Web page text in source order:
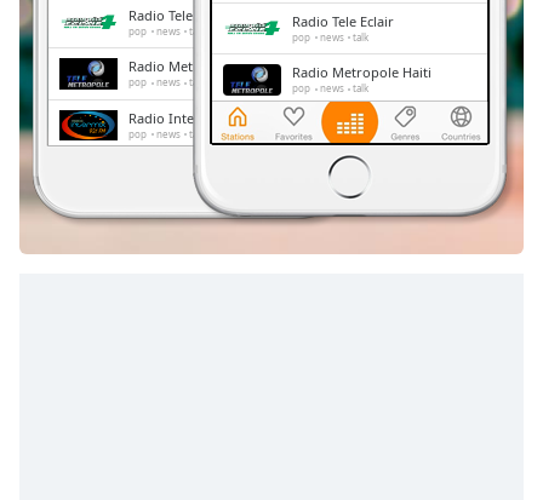
Chapters
Descriptions
descriptions
off,
Subtitles
subtitles
Radio Tele Eclair
pop news talk
Radio Metropole Haiti
pop news talk
Radio InterMix
pop news talk sports
Radio Ginen
talk
Radio Tele Eclair
pop news talk
Radio Metropole Haiti
pop news talk
Radio InterMix
pop news sports
Radio Ginen
news talk